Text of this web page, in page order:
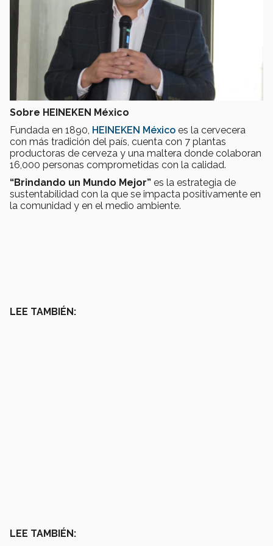
Sobre HEINEKEN México
Fundada en 1890, HEINEKEN México es la cervecera
con más tradición del país, cuenta con 7 plantas
productoras de cerveza y una maltera donde colaboran
16,000 personas comprometidas con la calidad.
“Brindando un Mundo Mejor” es la estrategia de
sustentabilidad con la que se impacta positivamente en
la comunidad y en el medio ambiente.
LEE TAMBIÉN:
LEE TAMBIÉN: